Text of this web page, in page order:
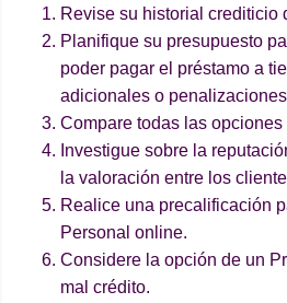
Revise su historial crediticio
Planifique su presupuesto
poder pagar el préstamo a
adicionales o
Compare todas las
Investigue sobre la
la valoración entre los
Realice una precalificación
Personal online.
Considere la opción de un
mal crédito.